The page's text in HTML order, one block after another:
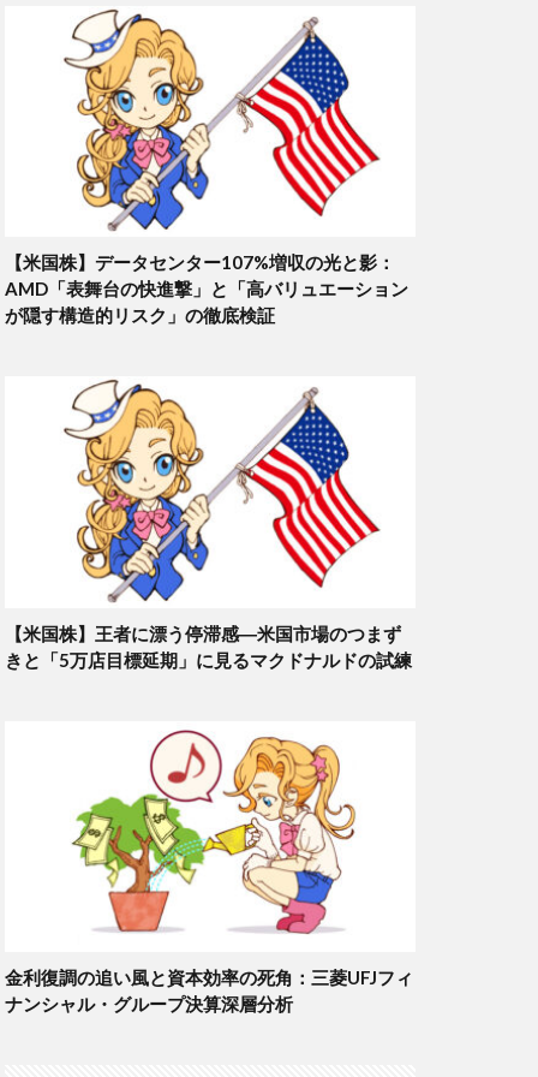
【米国株】データセンター107%増収の光と影：
AMD「表舞台の快進撃」と「高バリュエーション
が隠す構造的リスク」の徹底検証
【米国株】王者に漂う停滞感―米国市場のつまず
きと「5万店目標延期」に見るマクドナルドの試練
金利復調の追い風と資本効率の死角：三菱UFJフィ
ナンシャル・グループ決算深層分析